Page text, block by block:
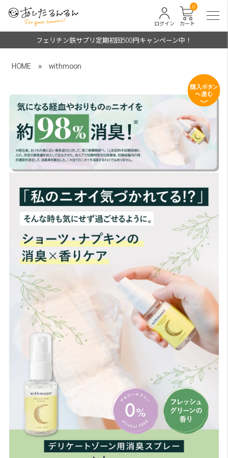
カート
0
ログイン
フェリチン鉄サプリ定期初回500円キャンペーン中！
HOME » withmoon